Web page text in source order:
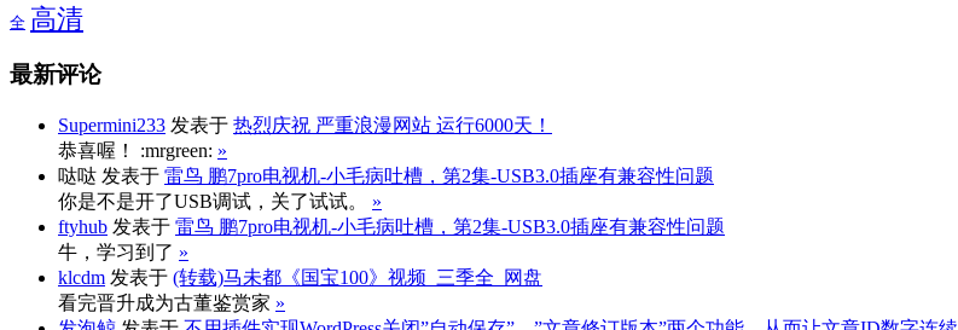
全 高清
最新评论
Supermini233 发表于 热烈庆祝 严重浪漫网站 运行6000天！
恭喜喔！ :mrgreen: »
哒哒 发表于 雷鸟 鹏7pro电视机-小毛病吐槽，第2集-USB3.0插座有兼容性问题
你是不是开了USB调试，关了试试。 »
ftyhub 发表于 雷鸟 鹏7pro电视机-小毛病吐槽，第2集-USB3.0插座有兼容性问题
牛，学习到了 »
klcdm 发表于 (转载)马未都《国宝100》视频_三季全_网盘
看完晋升成为古董鉴赏家 »